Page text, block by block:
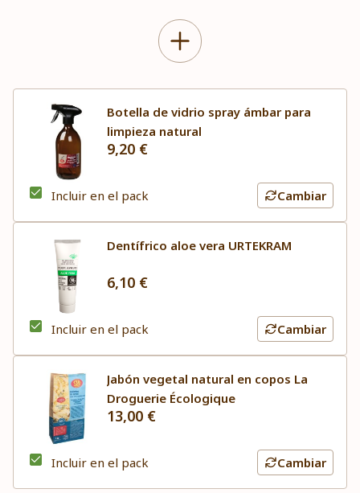
Botella de vidrio spray ámbar para
limpieza natural
9,20 €
Incluir en el pack Cambiar
Dentífrico aloe vera URTEKRAM
6,10 €
Incluir en el pack Cambiar
Jabón vegetal natural en copos La
Droguerie Écologique
13,00 €
Incluir en el pack Cambiar